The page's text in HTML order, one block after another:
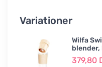
Variationer
Wilfa
blender,
379,80